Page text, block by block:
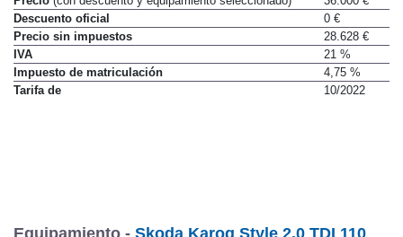
Precio(con descuento y equipamiento seleccionado)
36.000 €
Descuento oficial
0 €
Precio sin impuestos
28.628 €
IVA
21 %
Impuesto de matriculación
4,75 %